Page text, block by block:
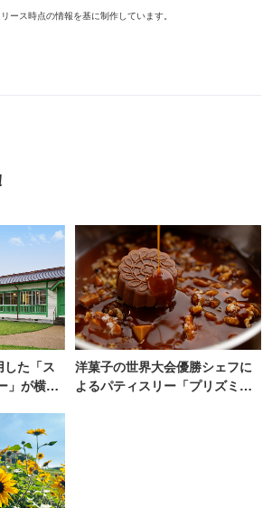
ース時点の情報を基に制作しています。
た「ス
」が横
洋菓子の世界大会優勝シェフに
よるパティスリー「プリズミッ